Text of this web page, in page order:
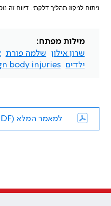
ניתוח לניקוז תהליך דלקתי. דיווח
מילות מפתח:
שרון אילון
שלמה פורת
ילדים
body injuries
למאמר המלא (PDF)